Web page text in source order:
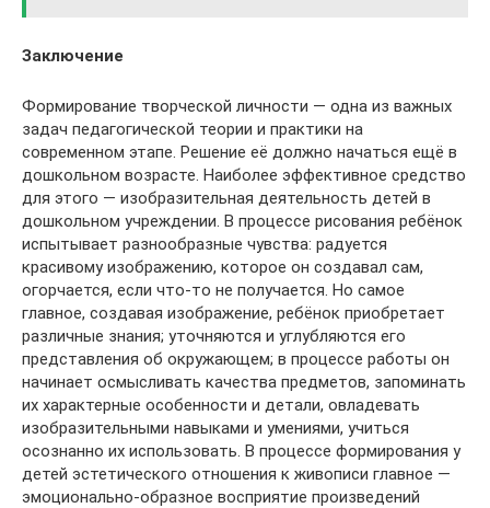
Заключение
Формирование творческой личности — одна из важных
задач педагогической теории и практики на
современном этапе. Решение её должно начаться ещё в
дошкольном возрасте. Наиболее эффективное средство
для этого — изобразительная деятельность детей в
дошкольном учреждении. В процессе рисования ребёнок
испытывает разнообразные чувства: радуется
красивому изображению, которое он создавал сам,
огорчается, если что-то не получается. Но самое
главное, создавая изображение, ребёнок приобретает
различные знания; уточняются и углубляются его
представления об окружающем; в процессе работы он
начинает осмысливать качества предметов, запоминать
их характерные особенности и детали, овладевать
изобразительными навыками и умениями, учиться
осознанно их использовать. В процессе формирования у
детей эстетического отношения к живописи главное —
эмоционально-образное восприятие произведений